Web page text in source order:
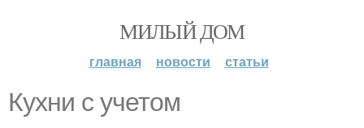
МИЛЫЙ ДОМ
главная новости статьи
Кухни с учетом